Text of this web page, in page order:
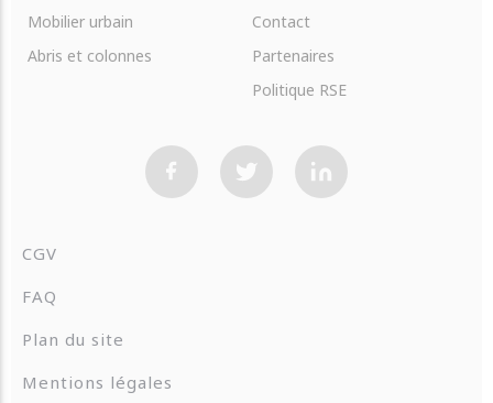
Mobilier urbain
Abris et colonnes
Contact
Partenaires
Politique RSE
CGV
FAQ
Plan du site
Mentions légales